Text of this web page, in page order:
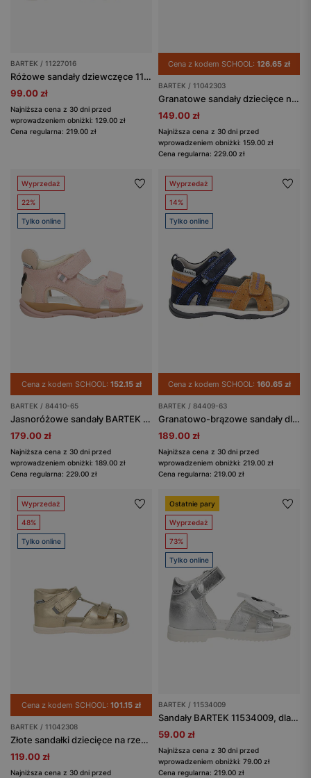
BARTEK / 11227016
Różowe sandały dziewczęce 11227016 z błyszczącą ozdobą
99.00 zł
Najniższa cena z 30 dni przed
wprowadzeniem obniżki: 129.00 zł
Cena regularna: 219.00 zł
Cena z kodem SCHOOL: 126.65 zł
BARTEK / 11042303
Granatowe sandały dziecięce na rzepy z zamkniętymi palcami BARTEK 11042303
149.00 zł
Najniższa cena z 30 dni przed
wprowadzeniem obniżki: 159.00 zł
Cena regularna: 229.00 zł
Wyprzedaż
22%
Tylko online
Cena z kodem SCHOOL: 152.15 zł
BARTEK / 84410-65
Jasnoróżowe sandały BARTEK z buźką z tyłu
179.00 zł
Najniższa cena z 30 dni przed
wprowadzeniem obniżki: 189.00 zł
Cena regularna: 229.00 zł
Wyprzedaż
14%
Tylko online
Cena z kodem SCHOOL: 160.65 zł
BARTEK / 84409-63
Granatowo-brązowe sandały dla chłopca BARTEK 84409-63
189.00 zł
Najniższa cena z 30 dni przed
wprowadzeniem obniżki: 219.00 zł
Cena regularna: 219.00 zł
Wyprzedaż
48%
Tylko online
Cena z kodem SCHOOL: 101.15 zł
BARTEK / 11042308
Złote sandałki dziecięce na rzepy, skórzane BARTEK 11042308
119.00 zł
Najniższa cena z 30 dni przed
Ostatnie pary
Wyprzedaż
73%
Tylko online
BARTEK / 11534009
Sandały BARTEK 11534009, dla dziewcząt, srebrny
59.00 zł
Najniższa cena z 30 dni przed
wprowadzeniem obniżki: 79.00 zł
Cena regularna: 219.00 zł